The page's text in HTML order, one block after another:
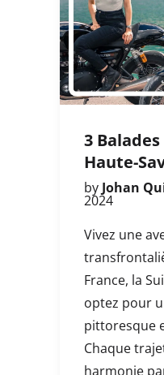
3
Haute-
by Johan
2024
Vivez une
France, la
optez pour
pittoresque
Chaque
harmonie